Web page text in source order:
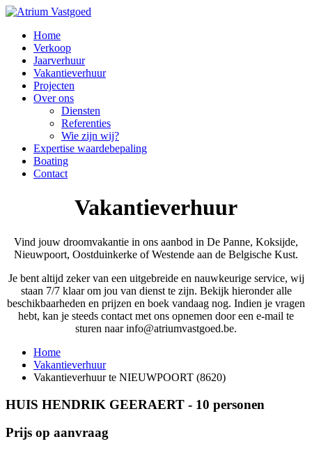
Home
Verkoop
Jaarverhuur
Vakantieverhuur
Projecten
Over ons
Diensten
Referenties
Wie zijn wij?
Expertise waardebepaling
Boating
Contact
Vakantieverhuur
Vind jouw droomvakantie in ons aanbod in De Panne, Koksijde,
Nieuwpoort, Oostduinkerke of Westende aan de Belgische Kust.
Je bent altijd zeker van een uitgebreide en nauwkeurige service, wij
staan 7/7 klaar om jou van dienst te zijn. Bekijk hieronder alle
beschikbaarheden en prijzen en boek vandaag nog. Indien je vragen
hebt, kan je steeds contact met ons opnemen door een e-mail te
sturen naar info@atriumvastgoed.be.
Home
Vakantieverhuur
Vakantieverhuur te NIEUWPOORT (8620)
HUIS HENDRIK GEERAERT - 10 personen
Prijs op aanvraag